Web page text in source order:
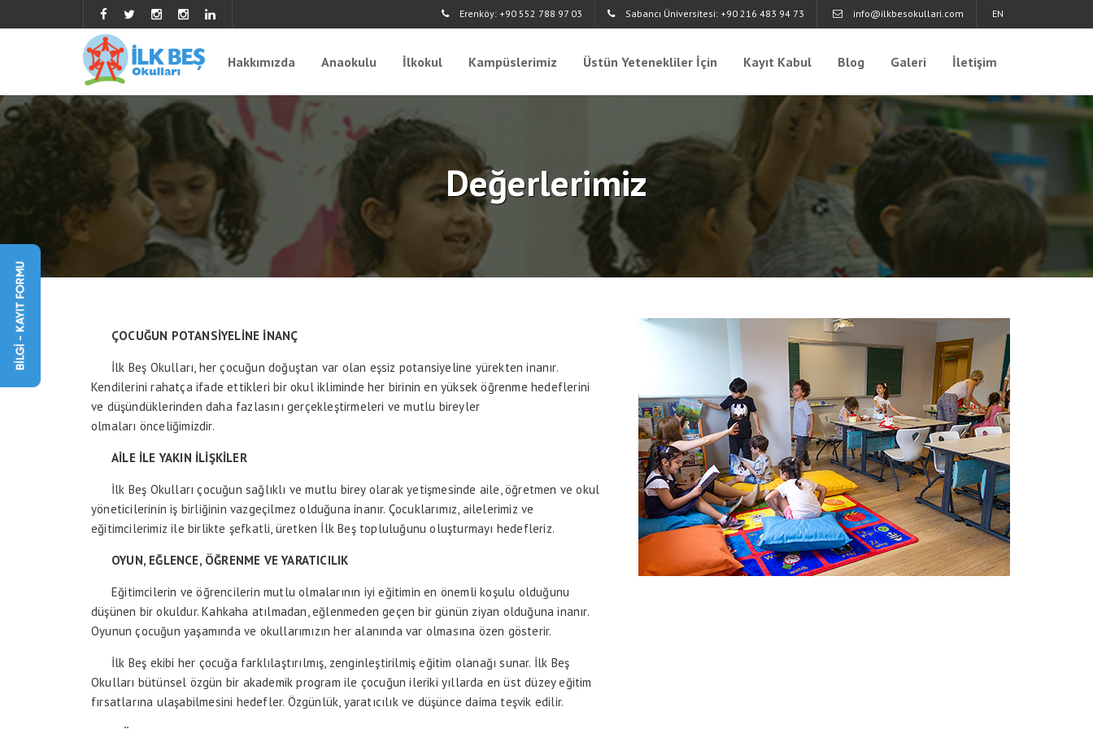
Erenköy: +90 552 788 97 03 Sabancı Üniversitesi: +90 216 483 94 73 info@ilkbesokullari.com EN
Hakkımızda Anaokulu İlkokul Kampüslerimiz Üstün Yetenekliler İçin Kayıt Kabul Blog Galeri İletişim
Değerlerimiz
ÇOCUĞUN POTANSİYELİNE İNANÇ
İlk Beş Okulları, her çocuğun doğuştan var olan eşsiz potansiyeline yürekten inanır.
Kendilerini rahatça ifade ettikleri bir okul ikliminde her birinin en yüksek öğrenme hedeflerini
ve düşündüklerinden daha fazlasını gerçekleştirmeleri ve mutlu bireyler
olmaları önceliğimizdir.
AİLE İLE YAKIN İLİŞKİLER
İlk Beş Okulları çocuğun sağlıklı ve mutlu birey olarak yetişmesinde aile, öğretmen ve okul
yöneticilerinin iş birliğinin vazgeçilmez olduğuna inanır. Çocuklarımız, ailelerimiz ve
eğitimcilerimiz ile birlikte şefkatli, üretken İlk Beş topluluğunu oluşturmayı hedefleriz.
OYUN, EĞLENCE, ÖĞRENME VE YARATICILIK
Eğitimcilerin ve öğrencilerin mutlu olmalarının iyi eğitimin en önemli koşulu olduğunu
düşünen bir okuldur. Kahkaha atılmadan, eğlenmeden geçen bir günün ziyan olduğuna inanır.
Oyunun çocuğun yaşamında ve okullarımızın her alanında var olmasına özen gösterir.
İlk Beş ekibi her çocuğa farklılaştırılmış, zenginleştirilmiş eğitim olanağı sunar. İlk Beş
Okulları bütünsel özgün bir akademik program ile çocuğun ileriki yıllarda en üst düzey eğitim
fırsatlarına ulaşabilmesini hedefler. Özgünlük, yaratıcılık ve düşünce daima teşvik edilir.